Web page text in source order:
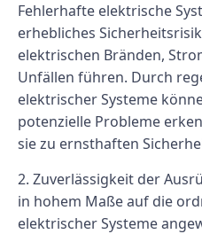
Fehlerhafte elektrische
erhebliches
elektrischen Bränden,
Unfällen führen. Durch
elektrischer Systeme
potenzielle Probleme
sie zu ernsthaften
2. Zuverlässigkeit der
in hohem Maße auf die
elektrischer Systeme